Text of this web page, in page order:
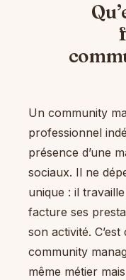
Un community
professionnel
présence d’une
sociaux. Il ne
unique : il
facture ses
son activité.
community
même métier